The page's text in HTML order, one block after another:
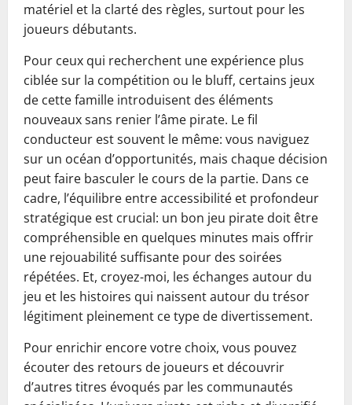
matériel et la clarté des règles, surtout pour les
joueurs débutants.
Pour ceux qui recherchent une expérience plus
ciblée sur la compétition ou le bluff, certains jeux
de cette famille introduisent des éléments
nouveaux sans renier l’âme pirate. Le fil
conducteur est souvent le même: vous naviguez
sur un océan d’opportunités, mais chaque décision
peut faire basculer le cours de la partie. Dans ce
cadre, l’équilibre entre accessibilité et profondeur
stratégique est crucial: un bon jeu pirate doit être
compréhensible en quelques minutes mais offrir
une rejouabilité suffisante pour des soirées
répétées. Et, croyez-moi, les échanges autour du
jeu et les histoires qui naissent autour du trésor
légitiment pleinement ce type de divertissement.
Pour enrichir encore votre choix, vous pouvez
écouter des retours de joueurs et découvrir
d’autres titres évoqués par les communautés